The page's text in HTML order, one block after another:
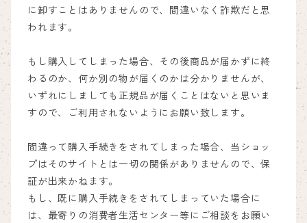
に卸すことはありませんので、間違いなく詐欺だと思
われます。
もし購入してしまった場合、その後商品が届かずに終
わるのか、何か別の物が届くのかは分かりませんが、
いずれにしましても正規品が届くことはないと思いま
すので、ご利用されないようにお願い致します。
間違って購入手続きをされてしまった場合、当ショッ
プはそのサイトとは一切の関係がありませんので、保
証が出来かねます。
もし、既に購入手続きをされてしまっていた場合に
は、最寄りの消費者生活センター等にご相談をお願い